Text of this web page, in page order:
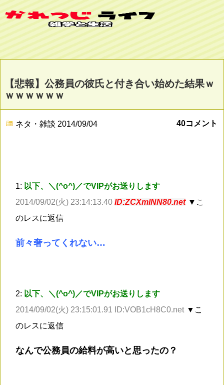
【悲報】公務員の彼氏と付き合い始めた結果ｗ
ｗｗｗｗｗｗ
ネタ・雑談 2014/09/04 40コメント
1: 以下、＼(^o^)／でVIPがお送りします
2014/09/02(火) 23:14:13.40 ID:ZCXmlNN80.net ▼こ
のレスに返信
前々奢ってくれない…
2: 以下、＼(^o^)／でVIPがお送りします
2014/09/02(火) 23:15:01.91 ID:VOB1cH8C0.net ▼こ
のレスに返信
なんで公務員の給料が高いと思ったの？